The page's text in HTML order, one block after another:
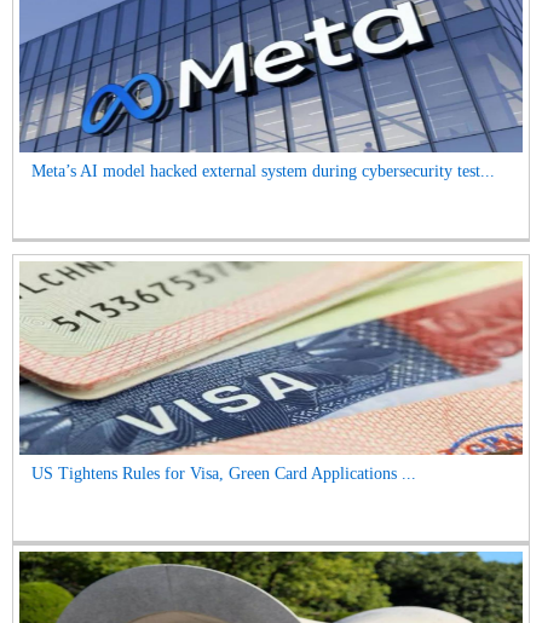
Meta’s AI model hacked external system during cybersecurity test...
US Tightens Rules for Visa, Green Card Applications ...